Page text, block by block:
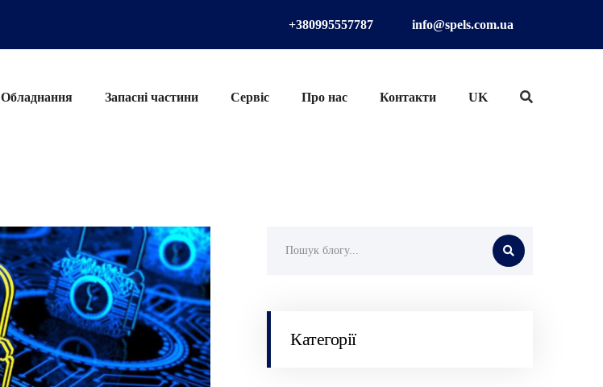
+380995557787 info@spels.com.ua
Обладнання Запасні частини Сервіс Про нас Контакти UK
Категорії